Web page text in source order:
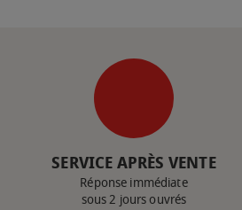
SERVICE APRÈS VENTE
Réponse immédiate
sous 2 jours ouvrés